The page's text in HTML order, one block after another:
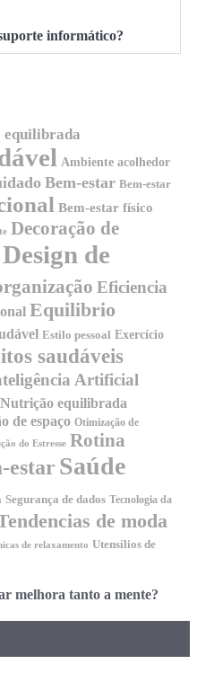
informático?
equilibrada
Ambiente acolhedor
Bem-estar Bem-estar
Bem-estar físico
Decoração de
Design de
Eficiencia
Equilibrio
Estilo pessoal Exercício
saudáveis
Artificial
Nutrição equilibrada
de espaço Otimização de
do Estresse Rotina
estar Saúde
Segurança de dados Tecnologia da
de moda
de relaxamento Utensílios de
melhora tanto a mente?